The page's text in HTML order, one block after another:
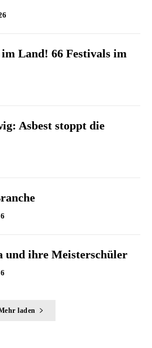
im Land! 66 Festivals im
Asbest stoppt die
und ihre Meisterschüler
laden